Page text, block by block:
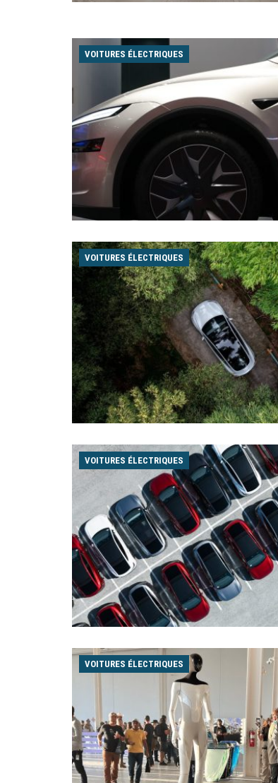
VOITURES ÉLECTRIQUES
VOITURES ÉLECTRIQUES
VOITURES ÉLECTRIQUES
VOITURES ÉLECTRIQUES